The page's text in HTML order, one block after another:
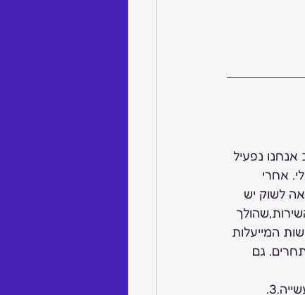
נפעיל
אחרי
לשוק יש
המייעלות
גם
אז מה אומר השינוי?2. פתרונות מיחזור לכל סוגי הפסולות המכילות מתכות יקרות בתעשייה.3.